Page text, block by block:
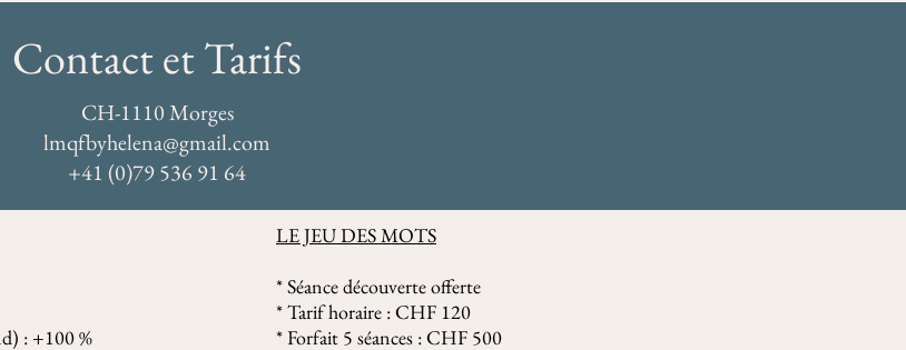
Contact et Tarifs
CH-1110 Morges
lmqfbyhelena@gmail.com
+41 (0)79 536 91 64
: +100 %
LE JEU DES MOTS
* Séance découverte offerte
* Tarif horaire : CHF 120
* Forfait 5 séances : CHF 500